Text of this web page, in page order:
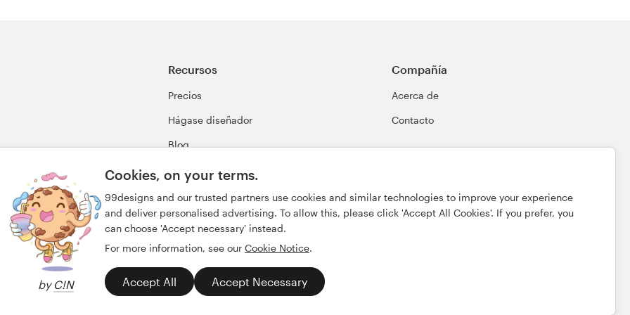
by C!N
Cookies, on your terms.
99designs and our trusted partners use cookies and similar technologies to improve your experience
and deliver personalised advertising. To allow this, please click 'Accept All Cookies'. If you prefer, you
can choose 'Accept necessary' instead.
For more information, see our Cookie Notice.
Accept All Accept Necessary
Recursos
Precios
Hágase diseñador
Blog
Compañía
Acerca de
Contacto